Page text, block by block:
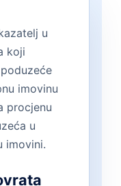
u
koji
imovinu
procjenu
u
imovini.